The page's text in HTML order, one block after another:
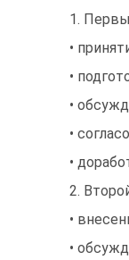
1.
•
•
•
•
•
2.
•
•